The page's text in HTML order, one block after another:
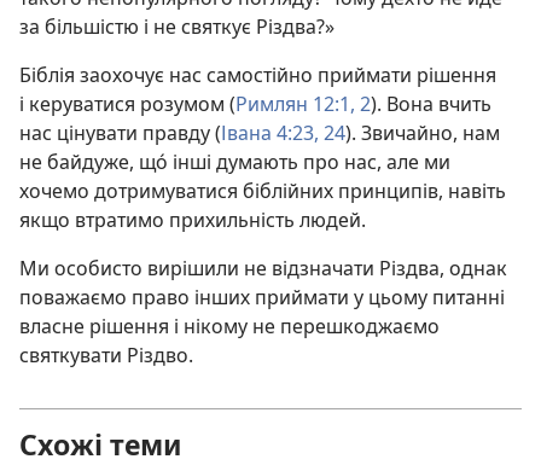
за більшістю і не святкує Різдва?»
Біблія заохочує нас самостійно приймати рішення
і керуватися розумом (Римлян 12:1, 2). Вона вчить
нас цінувати правду (Івана 4:23, 24). Звичайно, нам
не байдуже, що́ інші думають про нас, але ми
хочемо дотримуватися біблійних принципів, навіть
якщо втратимо прихильність людей.
Ми особисто вирішили не відзначати Різдва, однак
поважаємо право інших приймати у цьому питанні
власне рішення і нікому не перешкоджаємо
святкувати Різдво.
Схожі теми